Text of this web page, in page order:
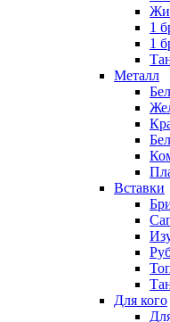
1
1
Металл
Вставки
Для кого